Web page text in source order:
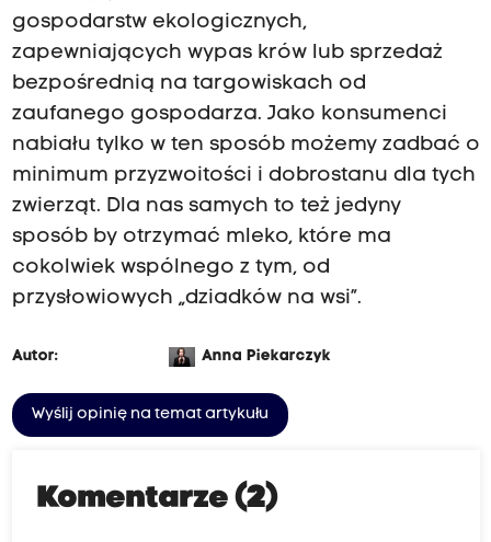
gospodarstw ekologicznych,
zapewniających wypas krów lub sprzedaż
bezpośrednią na targowiskach od
zaufanego gospodarza. Jako konsumenci
nabiału tylko w ten sposób możemy zadbać o
minimum przyzwoitości i dobrostanu dla tych
zwierząt. Dla nas samych to też jedyny
sposób by otrzymać mleko, które ma
cokolwiek wspólnego z tym, od
przysłowiowych „dziadków na wsi”.
Autor: Anna Piekarczyk
Wyślij opinię na temat artykułu
Komentarze (2)